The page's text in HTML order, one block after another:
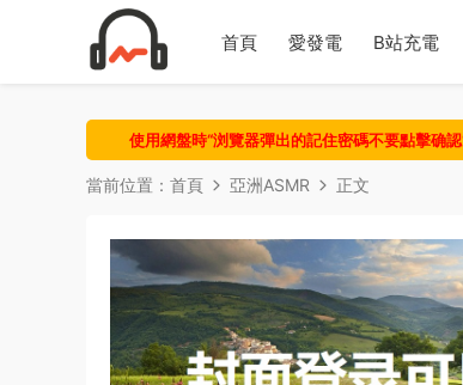
首頁 愛發電 B站充電
使用網盤時“浏覽器彈出的記住密碼不要點擊确
當前位置： 首頁 亞洲ASMR 正文